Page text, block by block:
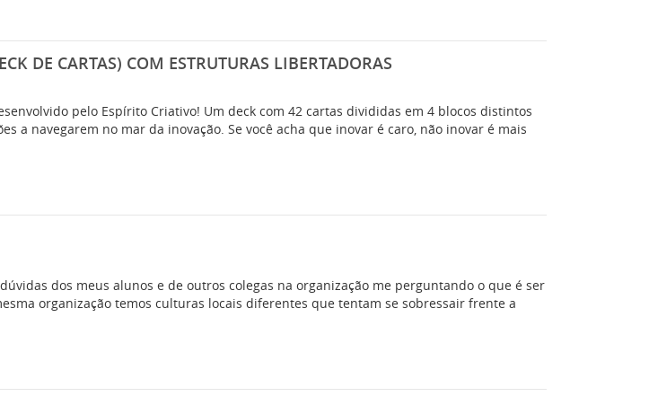
DE CARTAS) COM ESTRUTURAS LIBERTADORAS
pelo Espírito Criativo! Um deck com 42 cartas divididas em 4 blocos distintos
a navegarem no mar da inovação. Se você acha que inovar é caro, não inovar é mais
dos meus alunos e de outros colegas na organização me perguntando o que é ser
organização temos culturas locais diferentes que tentam se sobressair frente a